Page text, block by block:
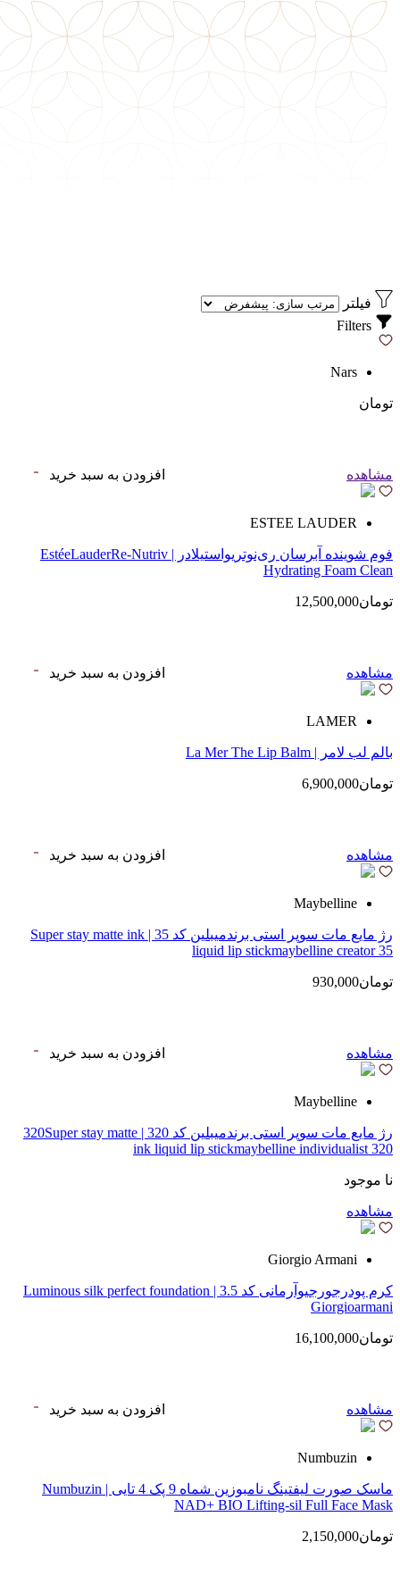
فیلتر
Nars
تومان
مشاهده افزودن به سبد خرید
ESTEE LAUDER
فوم شوینده آبرسان ری‌نوتریواستیلادر | EstéeLauderRe-Nutriv
Hydrating Foam Clean
تومان12,500,000
مشاهده افزودن به سبد خرید
LAMER
بالم لب لامر | La Mer The Lip Balm
تومان6,900,000
مشاهده افزودن به سبد خرید
Maybelline
رژ مایع مات سوپر استی‌ برندمیبلین کد 35 | Super stay matte ink
liquid lip stickmaybelline creator 35
تومان930,000
مشاهده افزودن به سبد خرید
Maybelline
رژ مایع مات سوپر استی‌ برندمیبلین کد 320 | 320Super stay matte
ink liquid lip stickmaybelline individualist 320
نا موجود
مشاهده
Giorgio Armani
کرم پودرجورجیوآرمانی کد 3.5 | Luminous silk perfect foundation
Giorgioarmani
تومان16,100,000
مشاهده افزودن به سبد خرید
Numbuzin
ماسک صورت لیفتینگ نامبوزین شماه 9 پک 4 تایی | Numbuzin
NAD+ BIO Lifting-sil Full Face Mask
تومان2,150,000